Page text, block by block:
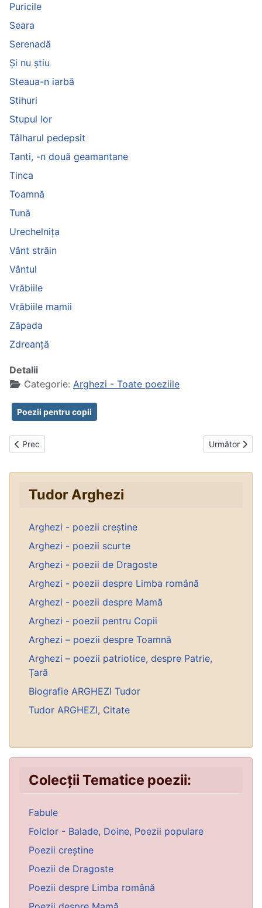
Puricile
Seara
Serenadă
Și nu știu
Steaua-n iarbă
Stihuri
Stupul lor
Tâlharul pedepsit
Tanti, -n două geamantane
Tinca
Toamnă
Tună
Urechelnița
Vânt străin
Vântul
Vrăbiile
Vrăbiile mamii
Zăpada
Zdreanță
Detalii
Categorie: Arghezi - Toate poeziile
Poezii pentru copii
Articol precedent: Joc de chiciuri
Prec Articolul
Următor
Tudor Arghezi
Arghezi - poezii creștine
Arghezi - poezii scurte
Arghezi - poezii de Dragoste
Arghezi - poezii despre Limba română
Arghezi - poezii despre Mamă
Arghezi - poezii pentru Copii
Arghezi – poezii despre Toamnă
Arghezi – poezii patriotice, despre Patrie,
Țară
Biografie ARGHEZI Tudor
Tudor ARGHEZI, Citate
Colecții Tematice poezii:
Fabule
Folclor - Balade, Doine, Poezii populare
Poezii creștine
Poezii de Dragoste
Poezii despre Limba română